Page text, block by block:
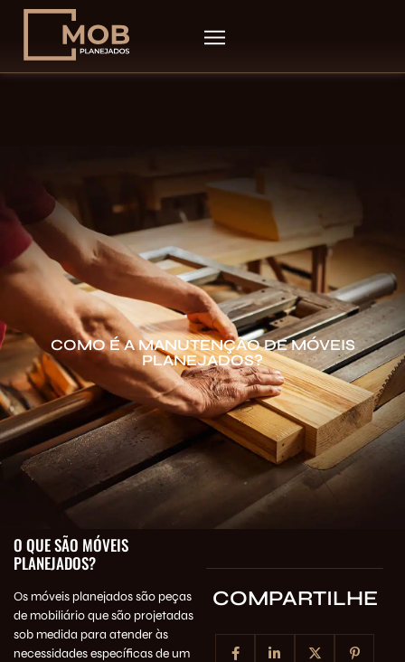
COMO É A MANUTENÇÃO DE MÓVEIS
PLANEJADOS?
O QUE SÃO MÓVEIS
PLANEJADOS?
Os móveis planejados são peças
de mobiliário que são projetadas
sob medida para atender às
necessidades específicas de um
COMPARTILHE